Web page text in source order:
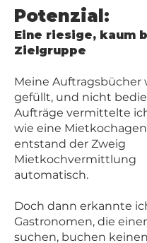
Potenzial:
Eine riesige, kaum
Zielgruppe
Meine Auftragsbücher
gefüllt, und nicht
Aufträge vermittelte
wie eine
entstand der Zweig
Mietkochvermittlung
automatisch.
Doch dann erkannte
Gastronomen, die
suchen, buchen